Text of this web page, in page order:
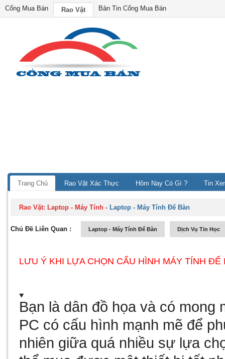
Cổng Mua Bán Rao Vặt Bản Tin Cổng Mua Bán
Trang Chủ Rao Vặt Xác Thực Hôm Nay Có Gì ? Tin
Rao Vặt: Laptop - Máy Tính - Laptop - Máy Tính Để Bàn
Chủ Đề Liên Quan : Laptop - Máy Tính Để Bàn Dịch Vụ Tin Học
LƯU Ý KHI LỰA CHỌN CẤU HÌNH MÁY TÍNH ĐỂ
Bạn là dân đồ họa và có mong
PC có cấu hình mạnh mẽ để
nhiên giữa quá nhiều sự lựa